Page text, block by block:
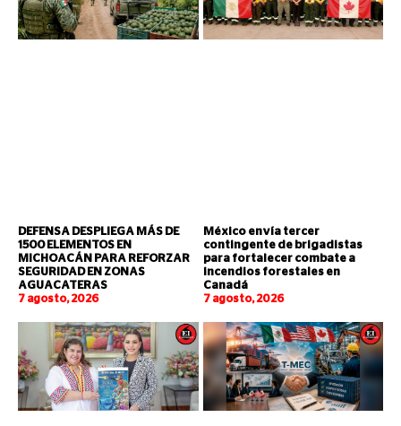
DEFENSA DESPLIEGA MÁS DE
1500 ELEMENTOS EN
MICHOACÁN PARA REFORZAR
SEGURIDAD EN ZONAS
AGUACATERAS
7 agosto, 2026
México envía tercer
contingente de brigadistas
para fortalecer combate a
incendios forestales en
Canadá
7 agosto, 2026